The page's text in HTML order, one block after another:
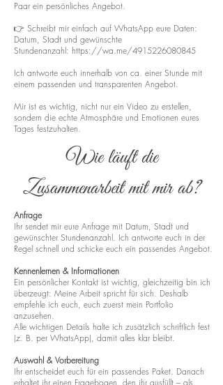
Paar ein persönliches Angebot.
👉 Schreibt mir einfach auf WhatsApp eure Daten:
Datum, Stadt und gewünschte
Stundenanzahl: https://wa.me/4915226080845
Ich antworte euch innerhalb von ca. einer Stunde mit
einem passenden und transparenten Angebot.
Mir ist es wichtig, nicht nur ein Video zu erstellen,
sondern die echte Atmosphäre und Emotionen eures
Tages festzuhalten.
Wie läuft die
Zusammenarbeit mit mir ab?
Anfrage
Ihr sendet mir eure Anfrage mit Datum, Stadt und
gewünschter Stundenanzahl. Ich antworte euch in der
Regel schnell und schicke euch ein passendes Angebot.
Kennenlernen & Informationen
Ein persönlicher Kontakt ist wichtig, gleichzeitig bin ich
überzeugt: Meine Arbeit spricht für sich. Deshalb
empfehle ich euch, euch zuerst mein Portfolio
anzusehen.
Alle wichtigen Details halte ich zusätzlich schriftlich fest
(z. B. per WhatsApp), damit alles klar bleibt.
Auswahl & Vorbereitung
Ihr entscheidet euch für ein passendes Paket. Danach
erhaltet ihr einen Fragebogen, den ihr ausfüllt – als